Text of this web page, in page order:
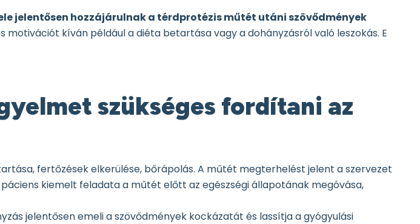
jelentősen hozzájárulnak a térdprotézis műtét utáni szövődmények
kíván például a diéta betartása vagy a dohányzásról való leszokás. E
szükséges fordítani az
fertőzések elkerülése, bőrápolás. A műtét megterhelést jelent a szervezet
kiemelt feladata a műtét előtt az egészségi állapotának megóvása,
jelentősen emeli a szövődmények kockázatát és lassítja a gyógyulási